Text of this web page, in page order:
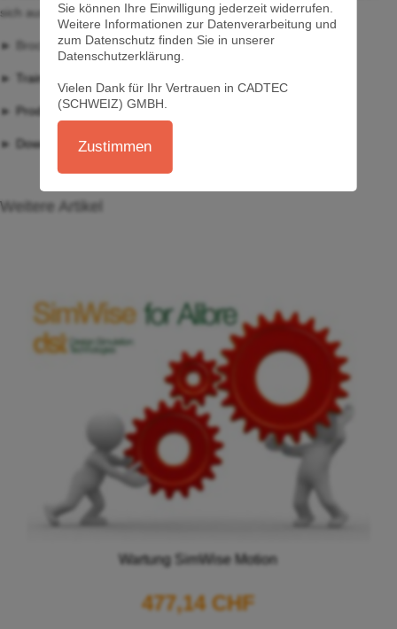
Sie können Ihre Einwilligung jederzeit widerrufen.
Weitere Informationen zur Datenverarbeitung und
zum Datenschutz finden Sie in unserer
Datenschutzerklärung.
Vielen Dank für Ihr Vertrauen in CADTEC
(SCHWEIZ) GMBH.
Zustimmen
sich aus der Kombination beider Komponenten im 4D-Produkt.
► Brochure als PDF inDeutsch|Englisch
► Trainingmanual und Beispiele...
► Produktvideo anschauen (E)...
► Download Testversion...
Weitere Artikel
Wartung SimWise Motion
477,14 CHF